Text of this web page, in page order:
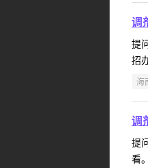
调
提
招
海
调
提
看